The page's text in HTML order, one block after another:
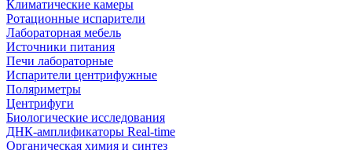
Климатические камеры
Ротационные испарители
Лабораторная мебель
Источники питания
Печи лабораторные
Испарители центрифужные
Поляриметры
Центрифуги
Биологические исследования
ДНК-амплификаторы Real-time
Органическая химия и синтез